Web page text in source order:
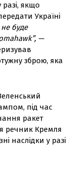
якщо
Україні
буде
—
зброю, яка
під час
ракет
речник Кремля
наслідки у разі